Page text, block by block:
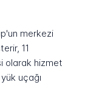
merkezi
11
olarak hizmet
uçağı